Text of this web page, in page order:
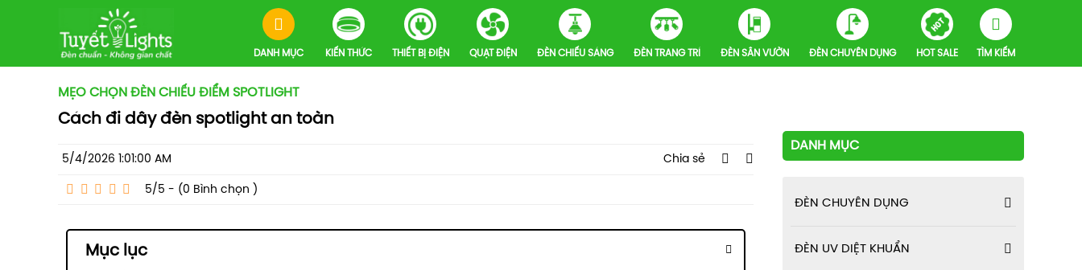
DANH MỤC KIẾN THỨC THIẾT BỊ ĐIỆN QUẠT ĐIỆN ĐÈN CHIẾU SÁNG ĐÈN TRANG TRÍ ĐÈN SÂN VƯỜN ĐÈN CHUYÊN DỤNG HOT SALE TÌM KIẾM
MẸO CHỌN ĐÈN CHIẾU ĐIỂM SPOTLIGHT
Cách đi dây đèn spotlight an toàn
5/4/2026 1:01:00 AM Chia sẻ
5/5 - (0 Bình chọn )
Mục lục
DANH MỤC
ĐÈN CHUYÊN DỤNG
ĐÈN UV DIỆT KHUẨN